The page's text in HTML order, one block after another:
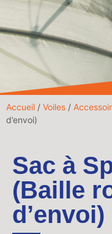
Accueil / Voiles /
d’envoi)
Sac à
(Baille
d’envoi)